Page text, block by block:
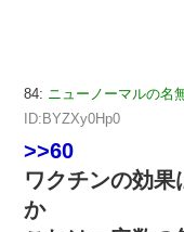
84: ニューノーマルの名
ID:BYZXy0Hp0
>>60
ワクチンの効
か